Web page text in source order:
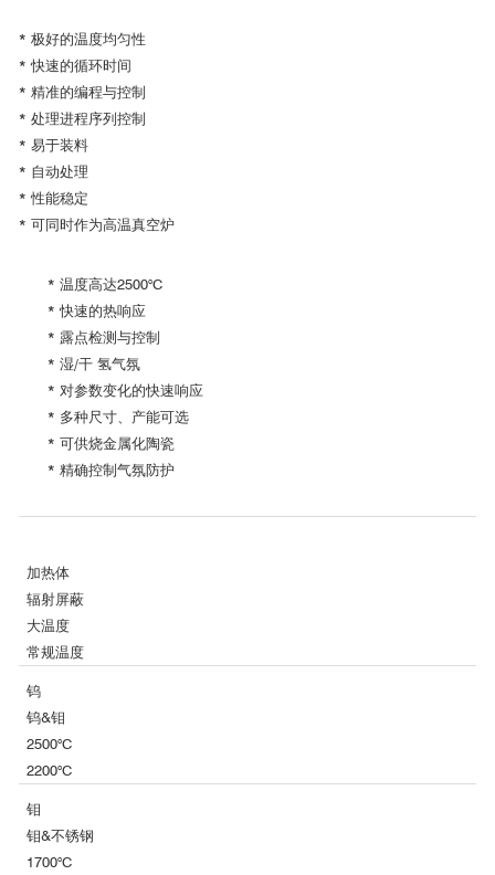
* 极好的温度均匀性
* 快速的循环时间
* 精准的编程与控制
* 处理进程序列控制
* 易于装料
* 自动处理
* 性能稳定
* 可同时作为高温真空炉
* 温度高达2500°C
* 快速的热响应
* 露点检测与控制
* 湿/干 氢气氛
* 对参数变化的快速响应
* 多种尺寸、产能可选
* 可供烧金属化陶瓷
* 精确控制气氛防护
加热体
辐射屏蔽
大温度
常规温度
钨
钨&钼
2500°C
2200°C
钼
钼&不锈钢
1700°C